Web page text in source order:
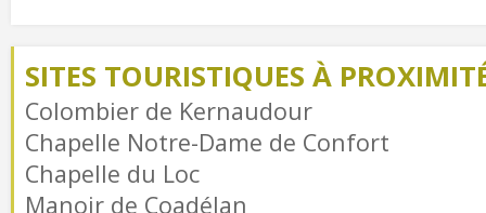
SITES TOURISTIQUES À
Colombier de Kernaudour
Chapelle Notre-Dame de Confort
Chapelle du Loc
Manoir de Coadélan